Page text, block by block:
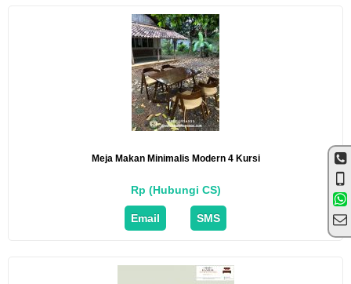
Meja Makan Minimalis Modern 4 Kursi
Rp (Hubungi CS)
Email SMS